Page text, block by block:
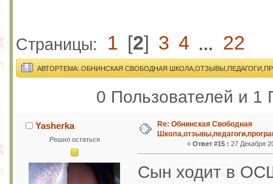
Страницы: 1 [2] 3 4 ... 22
АВТОРТЕМА: ОБНИНСКАЯ СВОБОДНАЯ
0 Пользователей и 1
Yasherka
Решил остаться
Re: Обнинская Свободная
« Ответ #15 : 27 Декабря
Сын ходит в